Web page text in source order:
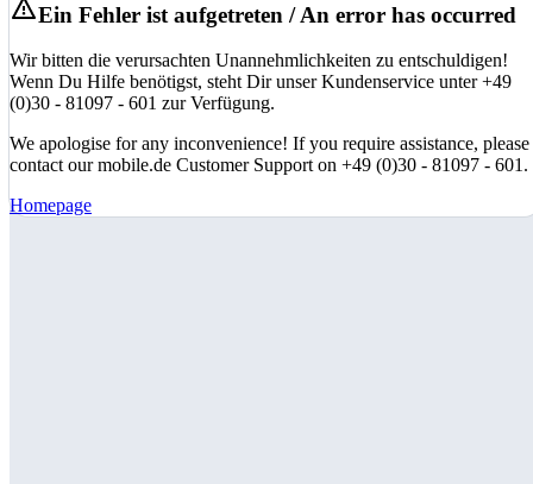
Ein Fehler ist aufgetreten / An error has occurred
Wir bitten die verursachten Unannehmlichkeiten zu entschuldigen!
Wenn Du Hilfe benötigst, steht Dir unser Kundenservice unter +49
(0)30 - 81097 - 601 zur Verfügung.
We apologise for any inconvenience! If you require assistance, please
contact our mobile.de Customer Support on +49 (0)30 - 81097 - 601.
Homepage